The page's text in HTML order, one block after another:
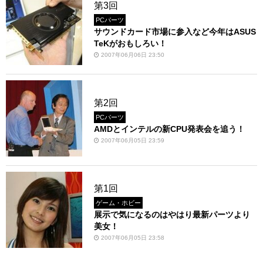
第3回
PCパーツ
サウンドカード市場に参入など今年はASUS
TeKがおもしろい！
2007年06月06日 23:50
第2回
PCパーツ
AMDとインテルの新CPU発表会を追う！
2007年06月05日 23:59
第1回
ゲーム・ホビー
展示で気になるのはやはり最新パーツより
美女！
2007年06月05日 23:58